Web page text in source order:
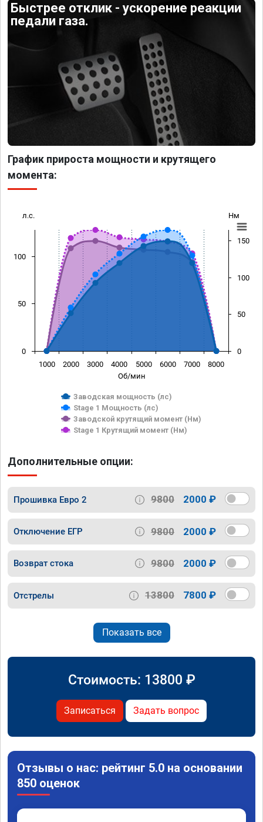
Быстрее отклик - ускорение реакции
педали газа.
График прироста мощности и крутящего
момента:
Об/мин
л.с. Нм
Заводская мощность (лс)
Stage 1 Мощность (лс)
Заводской крутящий момент (Нм)
Stage 1 Крутящий момент (Нм)
1000 2000 3000 4000 5000 6000 7000 8000
0
50
100
0
50
100
150
Дополнительные опции:
Прошивка Евро 2 9800 2000 ₽
Отключение ЕГР 9800 2000 ₽
Возврат стока 9800 2000 ₽
Отстрелы 13800 7800 ₽
Показать все
Стоимость: 13800 ₽
Записаться Задать вопрос
Отзывы о нас: рейтинг 5.0 на основании
850 оценок